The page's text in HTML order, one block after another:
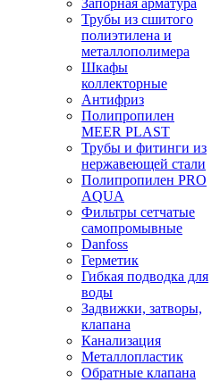
Запорная арматура
Трубы из сшитого
полиэтилена и
металлополимера
Шкафы
коллекторные
Антифриз
Полипропилен
MEER PLAST
Трубы и фитинги из
нержавеющей стали
Полипропилен PRO
AQUA
Фильтры сетчатые
самопромывные
Danfoss
Герметик
Гибкая подводка для
воды
Задвижки, затворы,
клапана
Канализация
Металлопластик
Обратные клапана